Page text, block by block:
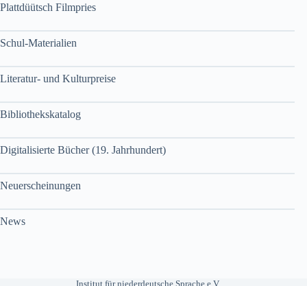
Plattdüütsch Filmpries
Schul-Materialien
Literatur- und Kulturpreise
Bibliothekskatalog
Digitalisierte Bücher (19. Jahrhundert)
Neuerscheinungen
News
Institut für niederdeutsche Sprache e.V